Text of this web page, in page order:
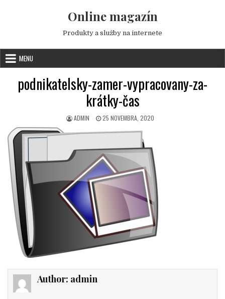
Online magazín
Produkty a služby na internete
MENU
podnikatelsky-zamer-vypracovany-za-
krátky-čas
AUTHOR:
ADMIN PUBLISHED DATE:
25 NOVEMBRA, 2020
Author: admin